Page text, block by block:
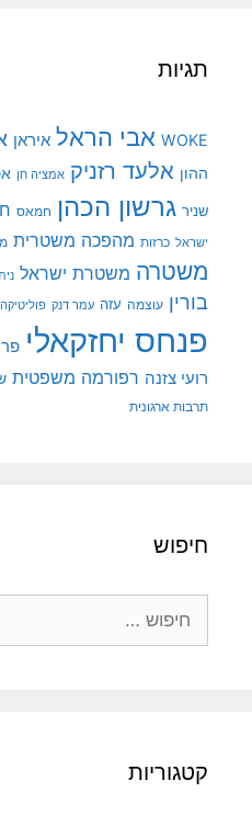
תגיות
WOKE אבי הראל איראן
ההון אלעד רזניק אמציה חן
שניר גרשון הכהן חמאס
ישראל כרזות מהפכה משטרית
משטרה משטרת ישראל
בורין עוצמה עזה עמר דנק פוליטיקה
פנחס יחזקאלי
רועי צזנה רפורמה משפטית
תרבות ארגונית
חיפוש
קטגוריות